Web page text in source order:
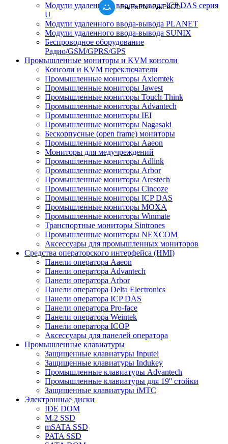
Модули удаленного ввода-вывода ICP DAS серия
U
Модули удаленного ввода-вывода PLANET
Модули удаленного ввода-вывода SUNIX
Беспроводное оборудование
Радио/GSM/GPRS/GPS
Промышленные мониторы и KVM консоли
Консоли и KVM переключатели
Промышленные мониторы Axiomtek
Промышленные мониторы Jawest
Промышленные мониторы Touch Think
Промышленные мониторы Advantech
Промышленные мониторы IEI
Промышленные мониторы Nagasaki
Бескорпусные (open frame) мониторы
Промышленные мониторы Aaeon
Мониторы для медучреждений
Промышленные мониторы Adlink
Промышленные мониторы Arbor
Промышленные мониторы Arestech
Промышленные мониторы Cincoze
Промышленные мониторы ICP DAS
Промышленные мониторы MOXA
Промышленные мониторы Winmate
Транспортные мониторы Sintrones
Промышленные мониторы NEXCOM
Аксессуары для промышленных мониторов
Средства операторского интерфейса (HMI)
Панели оператора Aaeon
Панели оператора Advantech
Панели оператора Arbor
Панели оператора Delta Electronics
Панели оператора ICP DAS
Панели оператора Pro-face
Панели оператора Weintek
Панели оператора ICOP
Аксессуары для панелей оператора
Промышленные клавиатуры
Защищенные клавиатуры Inputel
Защищенные клавиатуры Indukey
Промышленные клавиатуры Advantech
Промышленные клавиатуры для 19'' стойки
Защищенные клавиатуры iMTC
Электронные диски
IDE DOM
M.2 SSD
mSATA SSD
PATA SSD
РњРѕР№ РњРёСЂ